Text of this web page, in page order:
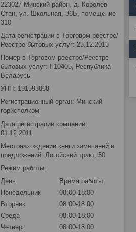
223027 Минский район, д. Королев
Стан, ул. Школьная, 36Б, помещение
310
Дата регистрации в Торговом реестре/
Реестре бытовых услуг: 23.12.2013
Номер в Торговом реестре/Реестре
бытовых услуг: I-10405, Республика
Беларусь
УНП: 191593868
Регистрационный орган: Минский
горисполком
Дата регистрации компании:
01.12.2011
Местонахождение книги замечаний и
предложений: Логойский тракт, 50
Режим работы:
День
Время работы
Понедельник
08:00-18:00
Вторник
08:00-18:00
Среда
08:00-18:00
Четверг
08:00-18:00